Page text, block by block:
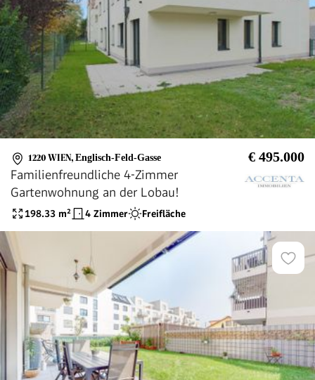
1220 WIEN, Englisch-Feld-Gasse € 495.000
Familienfreundliche 4-Zimmer
Gartenwohnung an der Lobau!
198.33 m² 4 Zimmer Freifläche